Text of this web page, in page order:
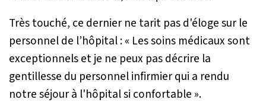
Très touché, ce dernier ne tarit pas d'éloge sur le
personnel de l’hôpital :« Les soins médicaux sont
exceptionnels et je ne peux pas décrire la
gentillesse du personnel infirmier qui a rendu
notre séjour à l'hôpital si confortable ».